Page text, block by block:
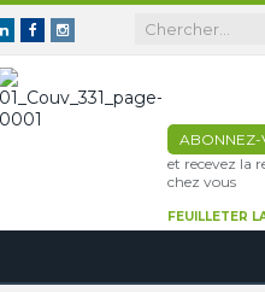
LinkedinFacebookInstagram
ABONNEZ-
et recevez la
chez vous
FEUILLETER